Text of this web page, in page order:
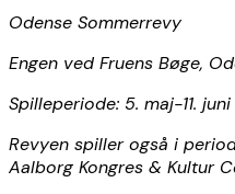
Odense Sommerrevy
Engen ved Fruens Bøge,
Spilleperiode: 5. maj-11.
Revyen spiller også i
Aalborg Kongres & Kultur